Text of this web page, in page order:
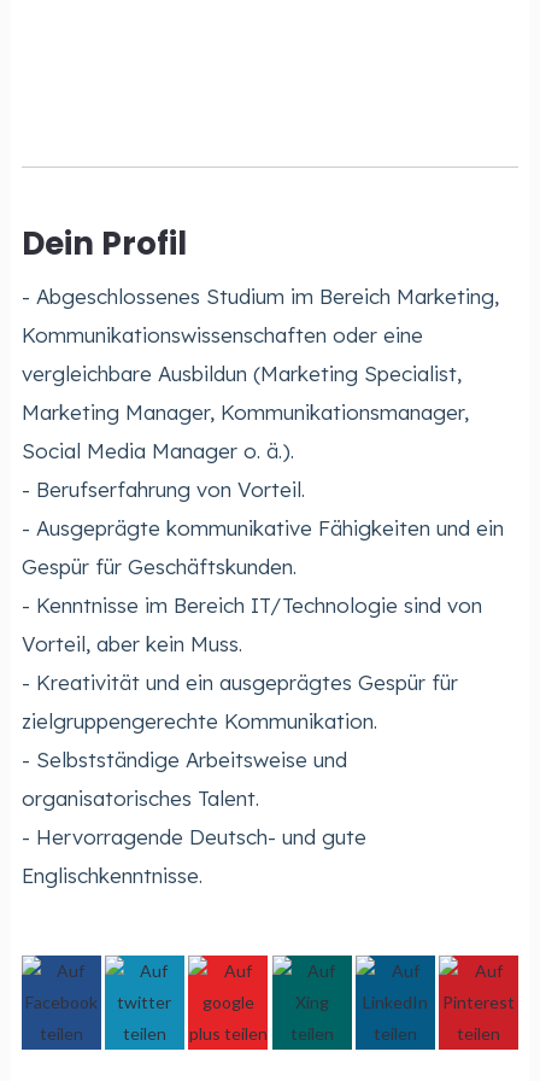
Dein Profil
- Abgeschlossenes Studium im Bereich Marketing,
Kommunikationswissenschaften oder eine
vergleichbare Ausbildun (Marketing Specialist,
Marketing Manager, Kommunikationsmanager,
Social Media Manager o. ä.).
- Berufserfahrung von Vorteil.
- Ausgeprägte kommunikative Fähigkeiten und ein
Gespür für Geschäftskunden.
- Kenntnisse im Bereich IT/Technologie sind von
Vorteil, aber kein Muss.
- Kreativität und ein ausgeprägtes Gespür für
zielgruppengerechte Kommunikation.
- Selbstständige Arbeitsweise und
organisatorisches Talent.
- Hervorragende Deutsch- und gute
Englischkenntnisse.